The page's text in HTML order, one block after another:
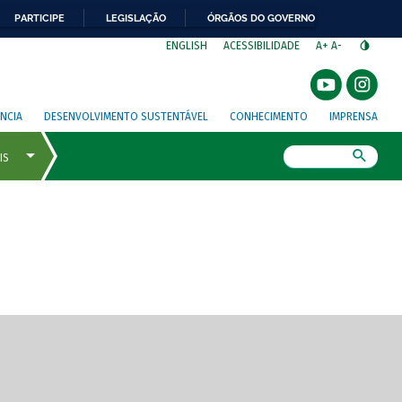
PARTICIPE LEGISLAÇÃO ÓRGÃOS DO GOVERNO
ENGLISH ACESSIBILIDADE A+ A-
DESENVOLVIMENTO SUSTENTÁVEL CONHECIMENTO IMPRENSA
de tela